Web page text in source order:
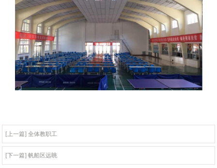
[上一篇] 全体教职工
[下一篇] 帆船区远眺